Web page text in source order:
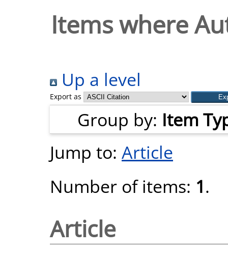
Items where
Up a level
Export as
Group by: Item
Jump to: Article
Number of items: 1.
Article